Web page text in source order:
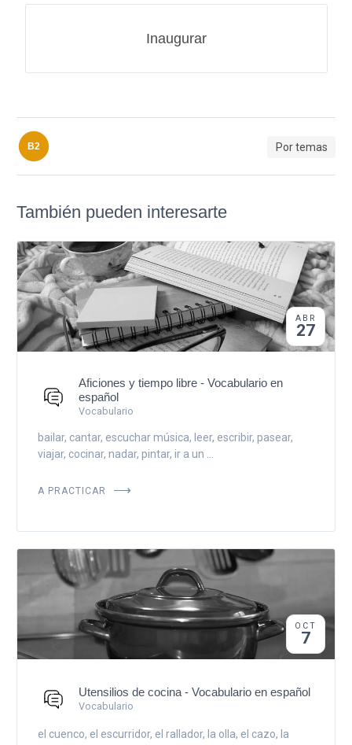
Inaugurar
B2 Por temas
También pueden interesarte
ABR
27
Aficiones y tiempo libre - Vocabulario en
español
Vocabulario
bailar, cantar, escuchar música, leer, escribir, pasear,
viajar, cocinar, nadar, pintar, ir a un ...
A PRACTICAR
OCT
7
Utensilios de cocina - Vocabulario en español
Vocabulario
el cuenco, el escurridor, el rallador, la olla, el cazo, la